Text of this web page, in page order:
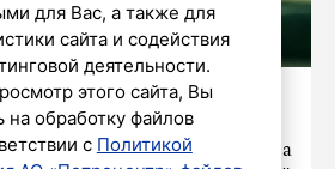
«Тюрьма суперзлодеев»
младшая дочь Брюса
для Вас, а также для
сайта и содействия
деятельности.
этого сайта, Вы
на обработку файлов
с Политикой